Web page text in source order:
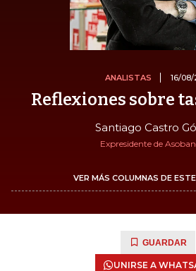
ANALISTAS 16/08/
Reflexiones sobre
Santiago Castro
Expresidente de
VER MÁS COLUMNAS DE
GUARDAR
UNIRSE A